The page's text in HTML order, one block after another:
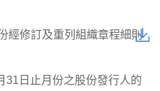
經修訂及重列組織章程細則
31日止月份之股份發行人的